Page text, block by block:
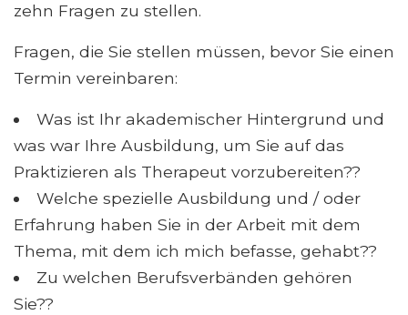
zehn Fragen zu stellen.
Fragen, die Sie stellen müssen, bevor Sie einen
Termin vereinbaren:
Was ist Ihr akademischer Hintergrund und
was war Ihre Ausbildung, um Sie auf das
Praktizieren als Therapeut vorzubereiten??
Welche spezielle Ausbildung und / oder
Erfahrung haben Sie in der Arbeit mit dem
Thema, mit dem ich mich befasse, gehabt??
Zu welchen Berufsverbänden gehören
Sie??